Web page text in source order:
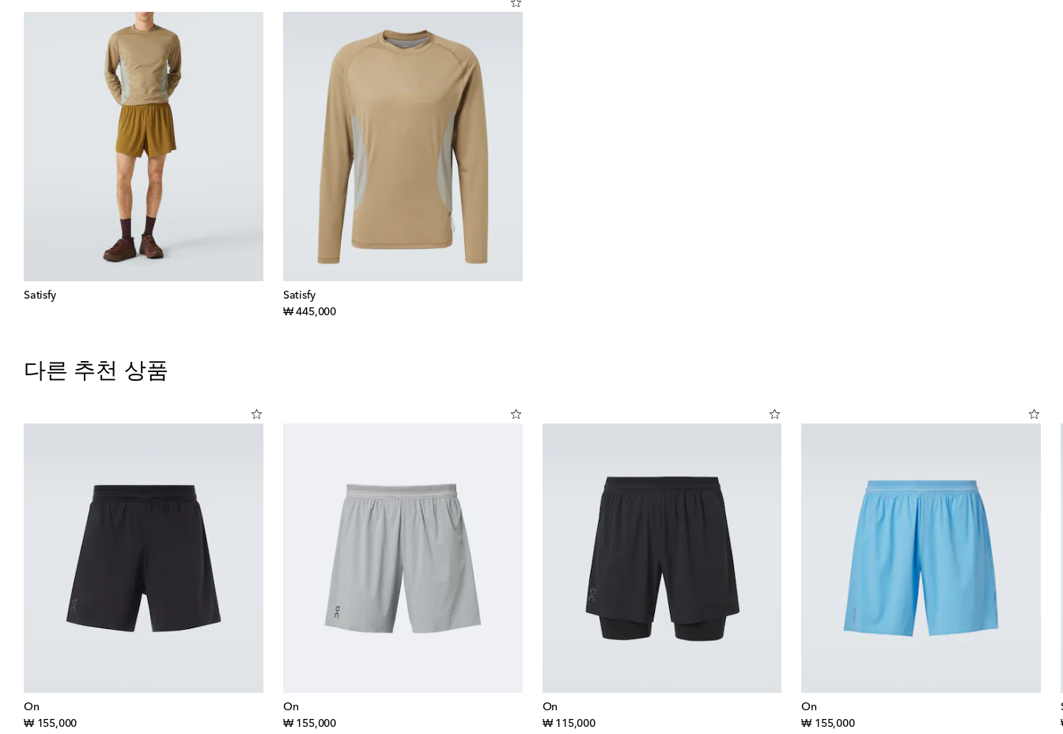
Satisfy
Satisfy
₩ 445,000original price
다른 추천 상품
On
₩ 155,000original price
On
₩ 155,000original price
On
₩ 115,000original price
On
₩ 155,000original price